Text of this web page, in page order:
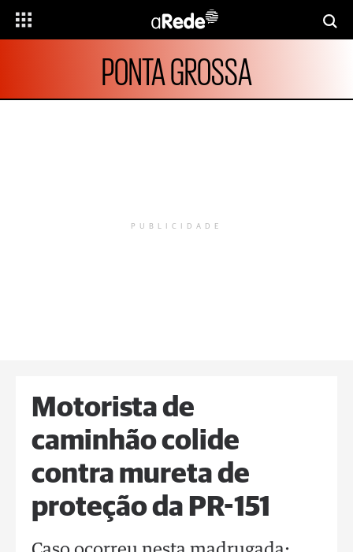
PONTA GROSSA
PUBLICIDADE
Motorista de
caminhão colide
contra mureta de
proteção da PR-151